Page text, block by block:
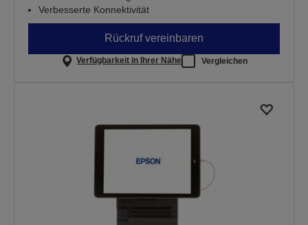
Verbesserte Konnektivität
Rückruf vereinbaren
Verfügbarkeit in Ihrer Nähe Vergleichen